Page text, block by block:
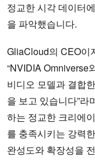
정교한 시각 데이터
을 파악했습니다.
GliaCloud의 CEO이
“NVIDIA Omniverse
비디오 모델과 결합
을 보고 있습니다”라
하는 정교한 크리에
를 충족시키는 강력
완성도와 확장성을